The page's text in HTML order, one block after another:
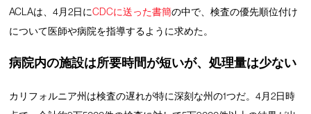
ACLAは、4月2日にCDCに送った書簡の中で、検査の優先順位付け
について医師や病院を指導するように求めた。
病院内の施設は所要時間が短いが、処理量は少ない
カリフォルニア州は検査の遅れが特に深刻な州の1つだ。4月2日時